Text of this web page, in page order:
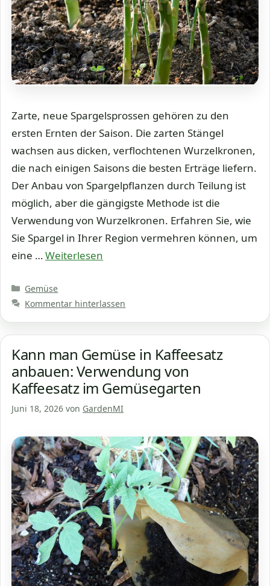
Zarte, neue Spargelsprossen gehören zu den
ersten Ernten der Saison. Die zarten Stängel
wachsen aus dicken, verflochtenen Wurzelkronen,
die nach einigen Saisons die besten Erträge liefern.
Der Anbau von Spargelpflanzen durch Teilung ist
möglich, aber die gängigste Methode ist die
Verwendung von Wurzelkronen. Erfahren Sie, wie
Sie Spargel in Ihrer Region vermehren können, um
eine …Weiterlesen
Kategorien
Gemüse
Kommentar hinterlassen
Kann man Gemüse in Kaffeesatz
anbauen: Verwendung von
Kaffeesatz im Gemüsegarten
Juni 18, 2026 von GardenMI